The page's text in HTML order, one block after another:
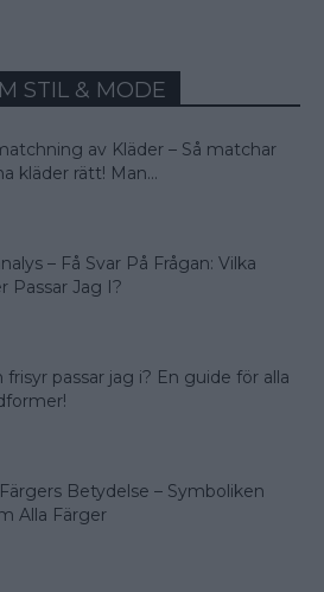
STIL & MODE
av Kläder – Så matchar
kläder rätt! Man...
– Få Svar På Frågan: Vilka
Passar Jag I?
frisyr passar jag i? En guide för alla
Betydelse – Symboliken
Alla Färger